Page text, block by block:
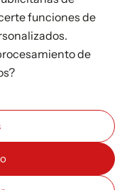
funciones de
de